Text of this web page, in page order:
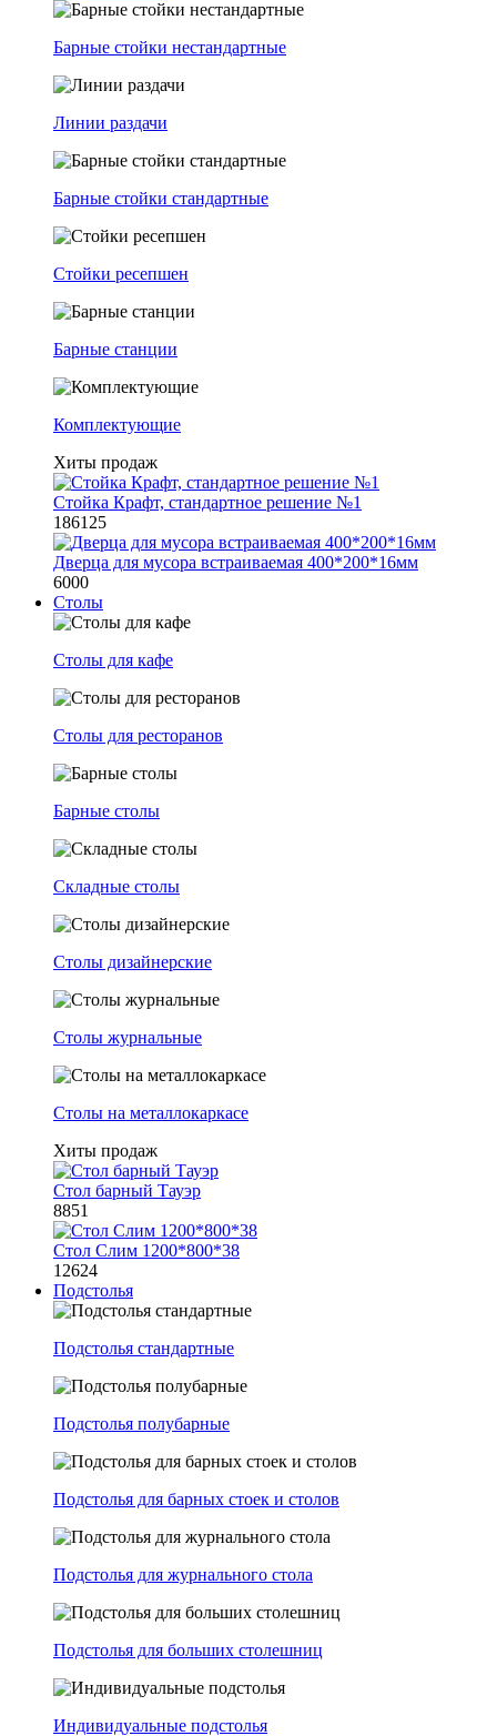
Барные стойки нестандартные
Линии раздачи
Барные стойки стандартные
Стойки ресепшен
Барные станции
Комплектующие
Хиты продаж
Стойка Крафт, стандартное решение №1
186125
Дверца для мусора встраиваемая 400*200*16мм
6000
Столы
Столы для кафе
Столы для ресторанов
Барные столы
Складные столы
Столы дизайнерские
Столы журнальные
Столы на металлокаркасе
Хиты продаж
Стол барный Тауэр
8851
Стол Слим 1200*800*38
12624
Подстолья
Подстолья стандартные
Подстолья полубарные
Подстолья для барных стоек и столов
Подстолья для журнального стола
Подстолья для больших столешниц
Индивидуальные подстолья